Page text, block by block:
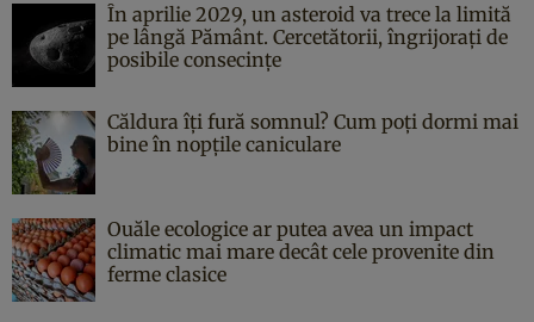
În aprilie 2029, un asteroid va trece la limită
pe lângă Pământ. Cercetătorii, îngrijorați de
posibile consecințe
Căldura îți fură somnul? Cum poți dormi mai
bine în nopțile caniculare
Ouăle ecologice ar putea avea un impact
climatic mai mare decât cele provenite din
ferme clasice